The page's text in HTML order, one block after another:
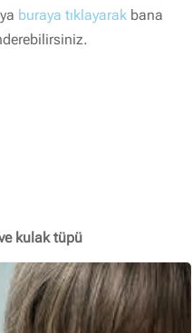
buraya tıklayarak bana
kulak tüpü